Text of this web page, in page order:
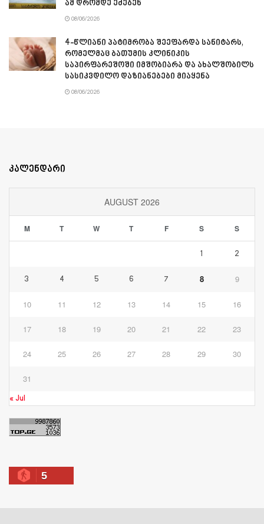
ამ დრომდე ეძებენ
08/06/2026
4-წლიანი პატიმრობა შეეფარდა სანიტარს,
რომელმაც ბათუმის კლინიკის
საპირფარეშოში იმშობიარა და ახალშობილს
სასიკვდილო დაზიანებები მიაყენა
08/06/2026
კალენდარი
AUGUST 2026
M T W T F S S
1 2
3 4 5 6 7 8 9
10 11 12 13 14 15 16
17 18 19 20 21 22 23
24 25 26 27 28 29 30
31
« Jul
5